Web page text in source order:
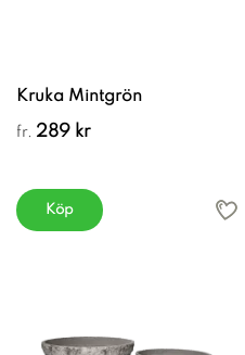
Kruka Mintgrön
fr. 289 kr
Köp